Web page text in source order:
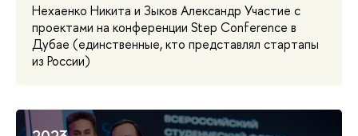
Нехаенко Никита и Зыков Александр Участие с
проектами на конференции Step Conference в
Дубае (единственные, кто представлял стартапы
из России)